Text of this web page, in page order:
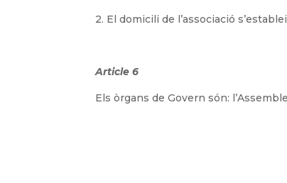
2. El domicili de l’associació
Article 6
Els òrgans de Govern són: